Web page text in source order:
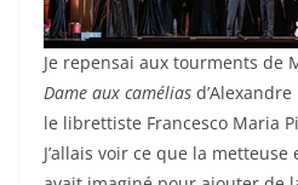
Je repensai aux tourments de
Dame aux camélias
le librettiste Francesco Maria
J’allais voir ce que la metteuse